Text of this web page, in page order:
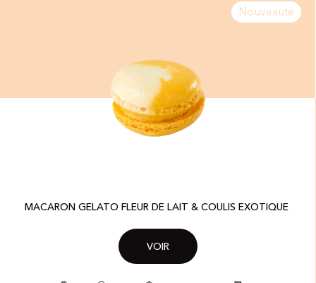
Nouveauté
MACARON GELATO FLEUR DE LAIT & COULIS EXOTIQUE ​
VOIR